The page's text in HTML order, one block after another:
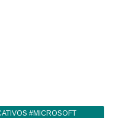
#MICROSOFT